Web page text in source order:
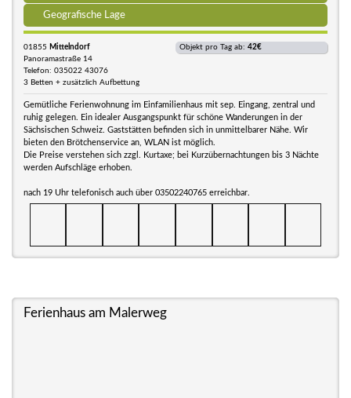
Geografische Lage
01855 Mittelndorf
Panoramastraße 14
Telefon: 035022 43076
3 Betten + zusätzlich Aufbettung
Objekt pro Tag ab: 42€
Gemütliche Ferienwohnung im Einfamilienhaus mit sep. Eingang, zentral und
ruhig gelegen. Ein idealer Ausgangspunkt für schöne Wanderungen in der
Sächsischen Schweiz. Gaststätten befinden sich in unmittelbarer Nähe. Wir
bieten den Brötchenservice an, WLAN ist möglich.
Die Preise verstehen sich zzgl. Kurtaxe; bei Kurzübernachtungen bis 3 Nächte
werden Aufschläge erhoben.
nach 19 Uhr telefonisch auch über 03502240765 erreichbar.
Ferienhaus am Malerweg